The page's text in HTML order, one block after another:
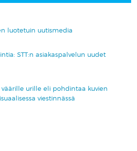
luotetuin uutismedia
STT:n asiakaspalvelun uudet
urille eli pohdintaa kuvien
viestinnässä